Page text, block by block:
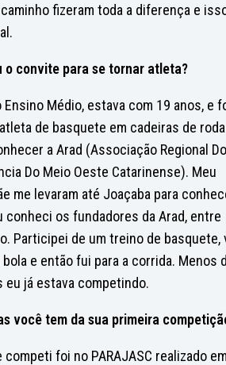
fizeram toda a diferença e
o convite para se tornar atleta?
Médio, estava com 19 anos, e
de basquete em cadeiras de
a Arad (Associação Regional
Do Meio Oeste Catarinense). Meu
me levaram até Joaçaba para
conheci os fundadores da Arad, entre
Participei de um treino de basquete,
e então fui para a corrida. Menos
eu já estava competindo.
você tem da sua primeira
foi no PARAJASC realizado